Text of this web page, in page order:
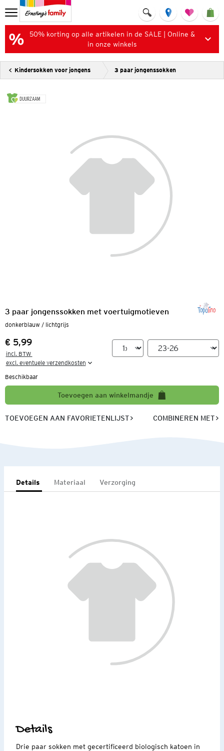
50% korting op alle artikelen in de SALE | Online &
in onze winkels
Kindersokken voor jongens 3 paar jongenssokken
DUURZAAM
3 paar jongenssokken met voertuigmotieven
donkerblauw / lichtgrijs
Prijs:
€ 5,99
incl. BTW
excl. eventuele verzendkosten
Beschikbaar
Toevoegen aan winkelmandje
TOEVOEGEN AAN FAVORIETENLIJST COMBINEREN MET
Details Materiaal Verzorging
Details
Drie paar sokken met gecertificeerd biologisch katoen in